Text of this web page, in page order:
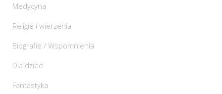
Medycyna
Religie i wierzenia
Biografie / Wspomnienia
Dla dzieci
Fantastyka